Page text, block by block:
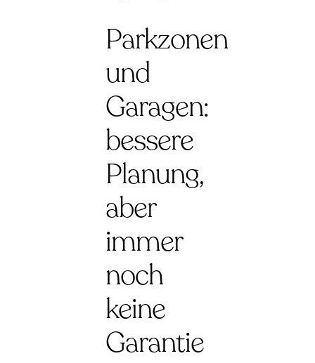
Parkzonen
und
Garagen:
bessere
Planung,
aber
immer
noch
keine
Garantie